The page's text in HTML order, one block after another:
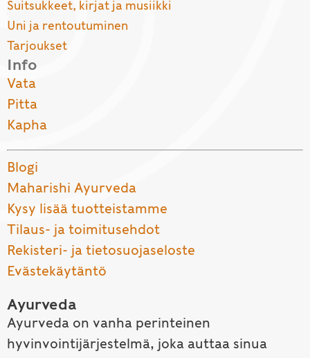
Suitsukkeet, kirjat ja musiikki
Uni ja rentoutuminen
Tarjoukset
Info
Vata
Pitta
Kapha
Blogi
Maharishi Ayurveda
Kysy lisää tuotteistamme
Tilaus- ja toimitusehdot
Rekisteri- ja tietosuojaseloste
Evästekäytäntö
Ayurveda
Ayurveda on vanha perinteinen
hyvinvointijärjestelmä, joka auttaa sinua